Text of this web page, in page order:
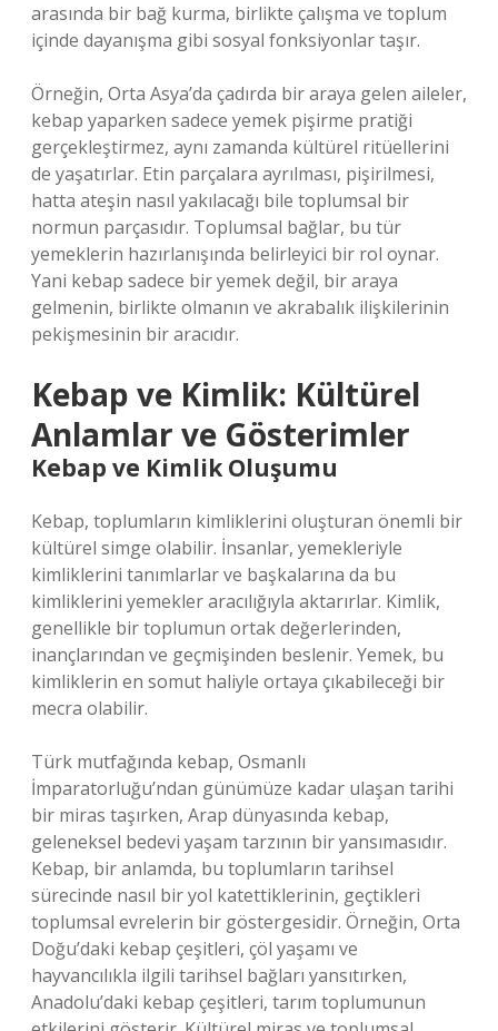
arasında bir bağ kurma, birlikte çalışma ve toplum
içinde dayanışma gibi sosyal fonksiyonlar taşır.
Örneğin, Orta Asya’da çadırda bir araya gelen aileler,
kebap yaparken sadece yemek pişirme pratiği
gerçekleştirmez, aynı zamanda kültürel ritüellerini
de yaşatırlar. Etin parçalara ayrılması, pişirilmesi,
hatta ateşin nasıl yakılacağı bile toplumsal bir
normun parçasıdır. Toplumsal bağlar, bu tür
yemeklerin hazırlanışında belirleyici bir rol oynar.
Yani kebap sadece bir yemek değil, bir araya
gelmenin, birlikte olmanın ve akrabalık ilişkilerinin
pekişmesinin bir aracıdır.
Kebap ve Kimlik: Kültürel
Anlamlar ve Gösterimler
Kebap ve Kimlik Oluşumu
Kebap, toplumların kimliklerini oluşturan önemli bir
kültürel simge olabilir. İnsanlar, yemekleriyle
kimliklerini tanımlarlar ve başkalarına da bu
kimliklerini yemekler aracılığıyla aktarırlar. Kimlik,
genellikle bir toplumun ortak değerlerinden,
inançlarından ve geçmişinden beslenir. Yemek, bu
kimliklerin en somut haliyle ortaya çıkabileceği bir
mecra olabilir.
Türk mutfağında kebap, Osmanlı
İmparatorluğu’ndan günümüze kadar ulaşan tarihi
bir miras taşırken, Arap dünyasında kebap,
geleneksel bedevi yaşam tarzının bir yansımasıdır.
Kebap, bir anlamda, bu toplumların tarihsel
sürecinde nasıl bir yol katettiklerinin, geçtikleri
toplumsal evrelerin bir göstergesidir. Örneğin, Orta
Doğu’daki kebap çeşitleri, çöl yaşamı ve
hayvancılıkla ilgili tarihsel bağları yansıtırken,
Anadolu’daki kebap çeşitleri, tarım toplumunun